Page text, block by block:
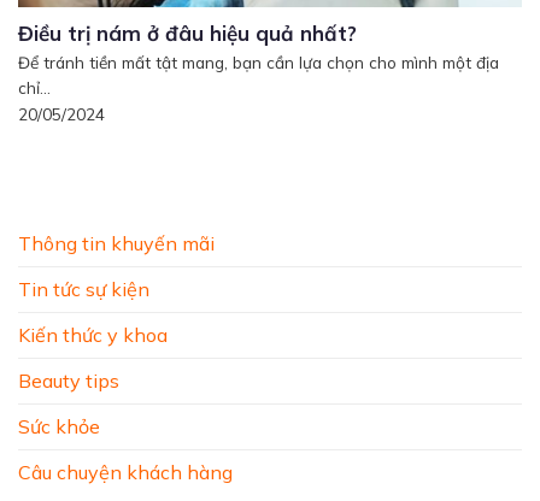
Thông tin khuyến mãi
Tin tức sự kiện
Kiến thức y khoa
Beauty tips
Sức khỏe
Câu chuyện khách hàng
Điều trị nám ở đâu hiệu quả nhất?
Để tránh tiền mất tật mang, bạn cần lựa chọn cho mình một địa
chỉ...
20/05/2024